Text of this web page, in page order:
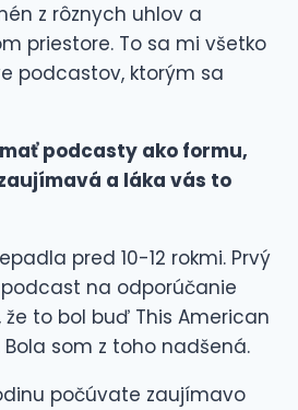
z rôznych uhlov a
priestore. To sa mi všetko
podcastov, ktorým sa
podcasty ako formu,
a láka vás to
pred 10-12 rokmi. Prvý
na odporúčanie
to bol buď This American
som z toho nadšená.
počúvate zaujímavo